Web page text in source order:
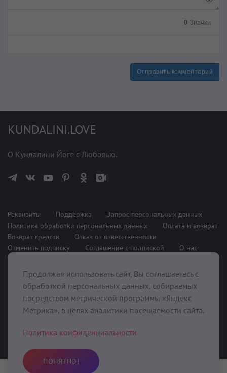
0 Значки
Отправить комментарий
KUNDALINI.LOVE
О Кундалини Йоге с Любовью.
Реквизиты Поддержка
Запрос персональных данных
Политика обработки персональных данных
Оплата и возврат
Возврат средств
Отказ от ответственности
Отменить подписку
Соглашение с подпиской О нас
При поддержке
Продолжая использовать сайт, Вы соглашаетесь с
обработкой персональных данных, собираемых
посредством метрической программы «Яндекс
Метрика», в целях аналитики посещаемости сайта.
Политика конфиденциальности
ПОНЯТНО!